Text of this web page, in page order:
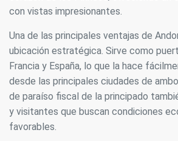
con vistas impresionantes.
Una de las principales ventajas de
ubicación estratégica. Sirve como
Francia y España, lo que la hace
desde las principales ciudades de
de paraíso fiscal de la principado
y visitantes que buscan condiciones
favorables.
Estas cookies son utilizadas para
sobre las preferencias y elecciones
navegación. Gracias a ellas, podemos
de navegación en el sitio web y mostrar
relacionada con el perfil de navegación